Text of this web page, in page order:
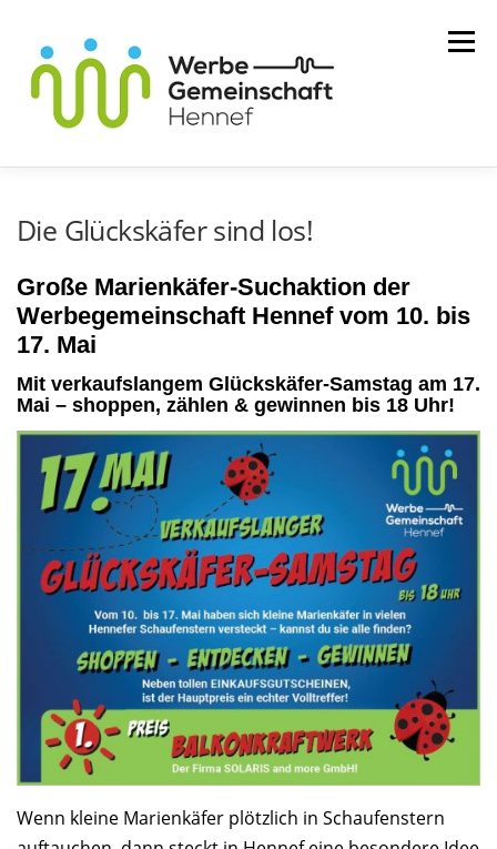
Inhalt
springen
Menü
SERVICE KONTAKT
Die Glückskäfer sind los!
Große Marienkäfer-Suchaktion der
Werbegemeinschaft Hennef vom 10. bis
17. Mai
Mit verkaufslangem Glückskäfer-Samstag am 17.
Mai – shoppen, zählen & gewinnen bis 18 Uhr!
Wenn kleine Marienkäfer plötzlich in Schaufenstern